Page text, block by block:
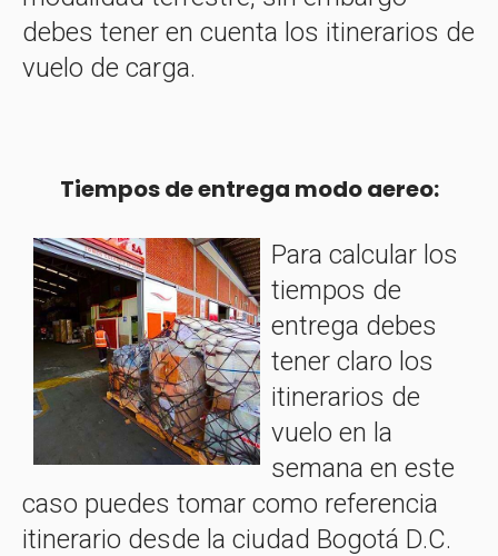
debes tener en cuenta los itinerarios de
vuelo de carga.
Tiempos de entrega modo aereo:
Para calcular los
tiempos de
entrega debes
tener claro los
itinerarios de
vuelo en la
semana en este
caso puedes tomar como referencia
itinerario desde la ciudad Bogotá D.C.